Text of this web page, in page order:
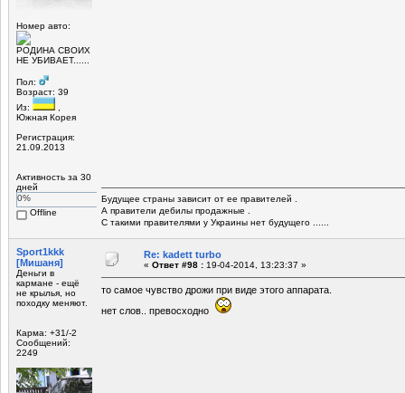
Номер авто:
РОДИНА СВОИХ
НЕ УБИВАЕТ......
Пол:
Возраст: 39
Из:
Южная Корея
Регистрация:
21.09.2013
Активность за 30
дней
0%
Offline
Будущее страны зависит от ее правителей .
А правители дебилы продажные .
С такими правителями у Украины нет будущего ......
Sport1kkk
[Мишаня]
Деньги в
кармане - ещё
не крылья, но
походку меняют.
Карма: +31/-2
Сообщений:
2249
Re: kadett turbo
« Ответ #98 : 19-04-2014, 13:23:37 »
то самое чувство дрожи при виде этого аппарата.
нет слов.. превосходно